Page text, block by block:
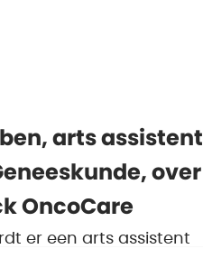
arts assistent
over
OncoCare
er een arts assistent